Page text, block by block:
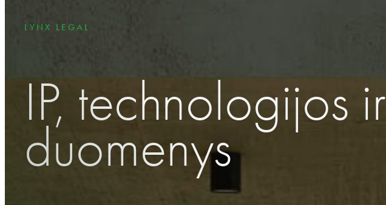
LYNX LEGAL
IP, technologijos ir
duomenys